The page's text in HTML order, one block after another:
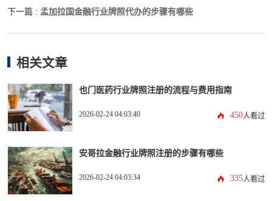
下一篇 : 孟加拉国金融行业牌照代办的步骤有哪些
相关文章
也门医药行业牌照注册的流程与费用指南
2026-02-24 04:03:40 450人看过
安哥拉金融行业牌照注册的步骤有哪些
2026-02-24 04:03:34 335人看过